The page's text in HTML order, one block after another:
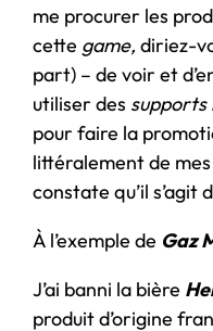
me procurer les
cette game, diriez-
part) – de voir et
utiliser des supports
pour faire la
littéralement de
constate qu’il s’agit
À l’exemple de Gaz
J’ai banni la bière
produit d’origine